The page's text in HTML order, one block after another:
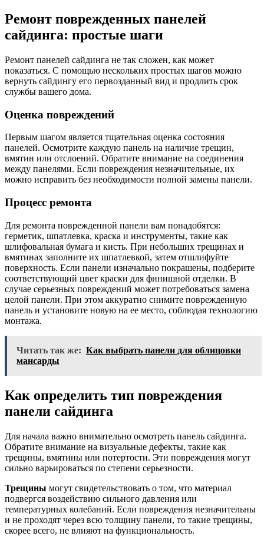
Ремонт поврежденных панелей
сайдинга: простые шаги
Ремонт панелей сайдинга не так сложен, как может
показаться. С помощью нескольких простых шагов можно
вернуть сайдингу его первозданный вид и продлить срок
службы вашего дома.
Оценка повреждений
Первым шагом является тщательная оценка состояния
панелей. Осмотрите каждую панель на наличие трещин,
вмятин или отслоений. Обратите внимание на соединения
между панелями. Если повреждения незначительные, их
можно исправить без необходимости полной замены панели.
Процесс ремонта
Для ремонта поврежденной панели вам понадобятся:
герметик, шпатлевка, краска и инструменты, такие как
шлифовальная бумага и кисть. При небольших трещинах и
вмятинах заполните их шпатлевкой, затем отшлифуйте
поверхность. Если панели изначально покрашены, подберите
соответствующий цвет краски для финишной отделки. В
случае серьезных повреждений может потребоваться замена
целой панели. При этом аккуратно снимите поврежденную
панель и установите новую на ее место, соблюдая технологию
монтажа.
Читать так же: Как выбрать панели для облицовки
мансарды
Как определить тип повреждения
панели сайдинга
Для начала важно внимательно осмотреть панель сайдинга.
Обратите внимание на визуальные дефекты, такие как
трещины, вмятины или потертости. Эти повреждения могут
сильно варьироваться по степени серьезности.
Трещины могут свидетельствовать о том, что материал
подвергся воздействию сильного давления или
температурных колебаний. Если повреждения незначительны
и не проходят через всю толщину панели, то такие трещины,
скорее всего, не влияют на функциональность.